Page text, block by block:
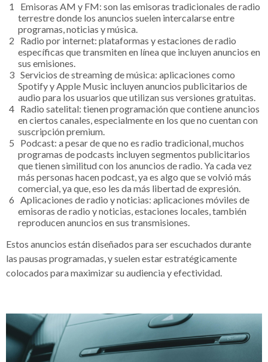
Emisoras AM y FM: son las emisoras tradicionales de radio
terrestre donde los anuncios suelen intercalarse entre
programas, noticias y música.
Radio por internet: plataformas y estaciones de radio
específicas que transmiten en línea que incluyen anuncios en
sus emisiones.
Servicios de streaming de música: aplicaciones como
Spotify y Apple Music incluyen anuncios publicitarios de
audio para los usuarios que utilizan sus versiones gratuitas.
Radio satelital: tienen programación que contiene anuncios
en ciertos canales, especialmente en los que no cuentan con
suscripción premium.
Podcast: a pesar de que no es radio tradicional, muchos
programas de podcasts incluyen segmentos publicitarios
que tienen similitud con los anuncios de radio. Ya cada vez
más personas hacen podcast, ya es algo que se volvió más
comercial, ya que, eso les da más libertad de expresión.
Aplicaciones de radio y noticias: aplicaciones móviles de
emisoras de radio y noticias, estaciones locales, también
reproducen anuncios en sus transmisiones.
Estos anuncios están diseñados para ser escuchados durante
las pausas programadas, y suelen estar estratégicamente
colocados para maximizar su audiencia y efectividad.